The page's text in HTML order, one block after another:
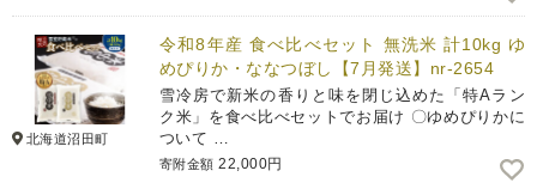
北海道沼田町
令和8年産 食べ比べセット 無洗米 計10kg ゆ
めぴりか・ななつぼし【7月発送】nr-2654
雪冷房で新米の香りと味を閉じ込めた「特Aラン
ク米」を食べ比べセットでお届け 〇ゆめぴりかに
ついて …
寄附金額 22,000円